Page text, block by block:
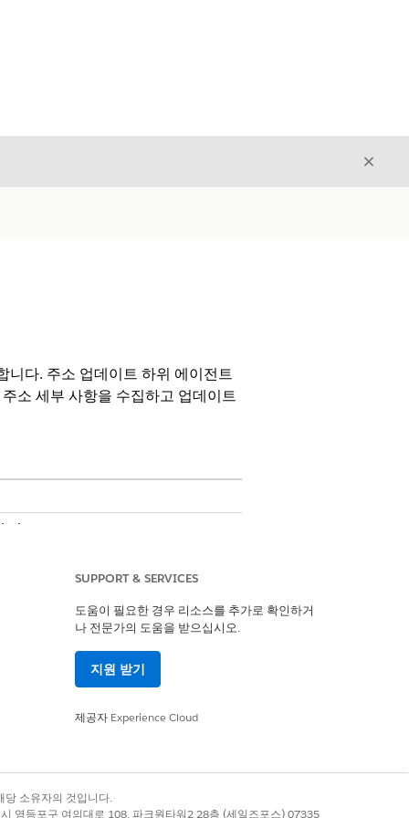
닫기
니다. 주소 업데이트 하위 에이전트
소 세부 사항을 수집하고 업데이트
또는 FSC 서비스
원 에이전트 관리
SUPPORT & SERVICES
도움이 필요한 경우 리소스를 추가로 확인하거
나 전문가의 도움을 받으십시오.
지원 받기
제공자 Experience Cloud
소유자의 것입니다.
영등포구 여의대로 108, 파크원타워2 28층 (세일즈포스) 07335